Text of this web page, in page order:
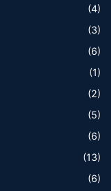
(4)
(3)
(6)
(1)
(2)
(5)
(6)
(13)
(6)